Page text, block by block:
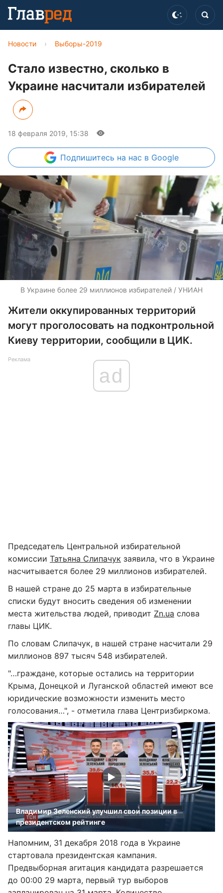
Новости › Выборы-2019
Стало известно, сколько в
Украине насчитали избирателей
18 февраля 2019, 15:38
Подпишитесь на нас в Google
В Украине более 29 миллионов избирателей / УНИАН
Жители оккупированных территорий
могут проголосовать на подконтрольной
Киеву территории, сообщили в ЦИК.
Реклама
ad
Председатель Центральной избирательной
комиссии Татьяна Слипачук заявила, что в Украине
насчитывается более 29 миллионов избирателей.
В нашей стране до 25 марта в избирательные
списки будут вносить сведения об изменении
места жительства людей, приводит Zn.ua слова
главы ЦИК.
По словам Слипачук, в нашей стране насчитали 29
миллионов 897 тысяч 548 избирателей.
"…граждане, которые остались на территории
Крыма, Донецкой и Луганской областей имеют все
юридические возможности изменить место
голосования…", - отметила глава Центризбиркома.
Владимир Зеленский улучшил свои позиции в
президентском рейтинге
Напомним, 31 декабря 2018 года в Украине
стартовала президентская кампания.
Предвыборная агитация кандидата разрешается
до 00:00 29 марта, первый тур выборов